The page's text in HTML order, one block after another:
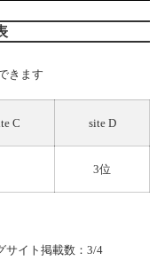
きます
C site D
3位
サイト掲載数：3/4